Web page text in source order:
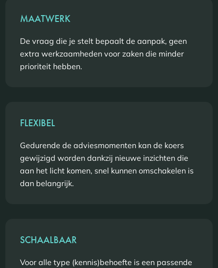
MAATWERK
De vraag die je stelt bepaalt de aanpak, geen
extra werkzaamheden voor zaken die minder
prioriteit hebben.
FLEXIBEL
Gedurende de adviesmomenten kan de koers
gewijzigd worden dankzij nieuwe inzichten die
aan het licht komen, snel kunnen omschakelen is
dan belangrijk.
SCHAALBAAR
Voor alle type (kennis)behoefte is een passende